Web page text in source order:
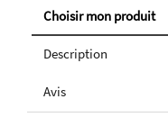
Choisir mon produit
Description
Avis